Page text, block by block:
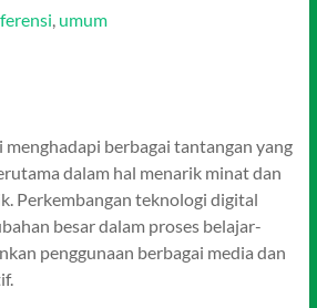
, umum
menghadapi berbagai tantangan yang
dalam hal menarik minat dan
Perkembangan teknologi digital
besar dalam proses belajar-
penggunaan berbagai media dan